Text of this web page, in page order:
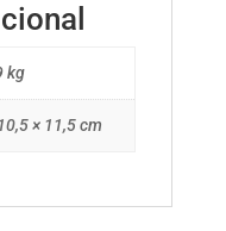
kg
× 11,5 cm